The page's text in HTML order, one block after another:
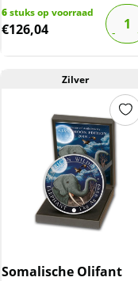
6stuks op voorraad
€126,04
Zilver
Somalische Olifant